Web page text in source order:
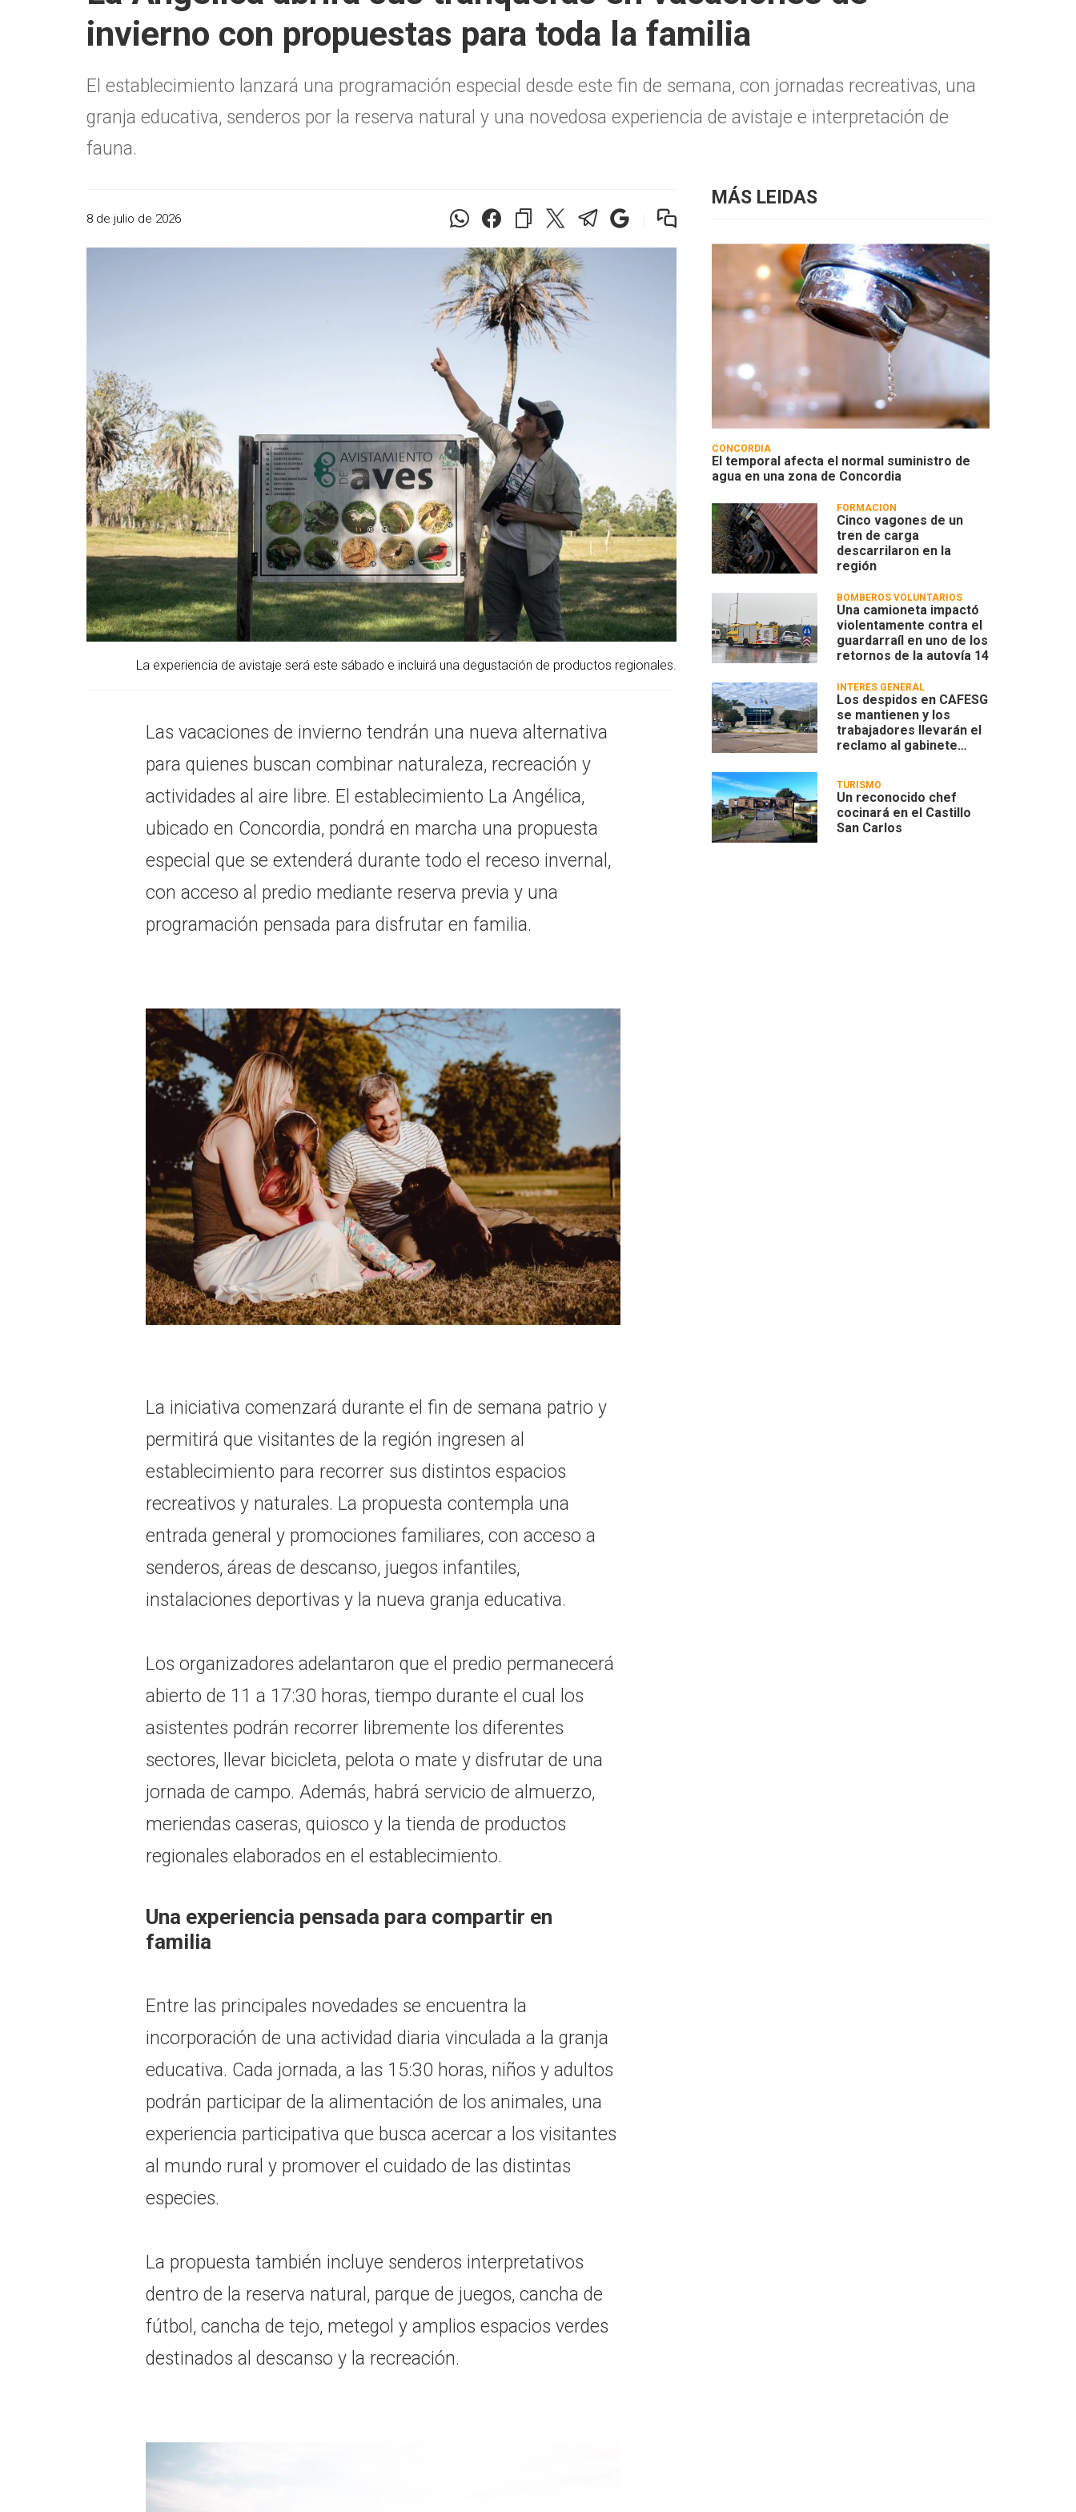
invierno con propuestas para toda la familia
El establecimiento lanzará una programación especial desde este fin de semana, con jornadas recreativas, una
granja educativa, senderos por la reserva natural y una novedosa experiencia de avistaje e interpretación de
fauna.
8 de julio de 2026
La experiencia de avistaje será este sábado e incluirá una degustación de productos regionales.
Las vacaciones de invierno tendrán una nueva alternativa
para quienes buscan combinar naturaleza, recreación y
actividades al aire libre. El establecimiento La Angélica,
ubicado en Concordia, pondrá en marcha una propuesta
especial que se extenderá durante todo el receso invernal,
con acceso al predio mediante reserva previa y una
programación pensada para disfrutar en familia.
La iniciativa comenzará durante el fin de semana patrio y
permitirá que visitantes de la región ingresen al
establecimiento para recorrer sus distintos espacios
recreativos y naturales. La propuesta contempla una
entrada general y promociones familiares, con acceso a
senderos, áreas de descanso, juegos infantiles,
instalaciones deportivas y la nueva granja educativa.
Los organizadores adelantaron que el predio permanecerá
abierto de 11 a 17:30 horas, tiempo durante el cual los
asistentes podrán recorrer libremente los diferentes
sectores, llevar bicicleta, pelota o mate y disfrutar de una
jornada de campo. Además, habrá servicio de almuerzo,
meriendas caseras, quiosco y la tienda de productos
regionales elaborados en el establecimiento.
Una experiencia pensada para compartir en
familia
Entre las principales novedades se encuentra la
incorporación de una actividad diaria vinculada a la granja
educativa. Cada jornada, a las 15:30 horas, niños y adultos
podrán participar de la alimentación de los animales, una
experiencia participativa que busca acercar a los visitantes
al mundo rural y promover el cuidado de las distintas
especies.
La propuesta también incluye senderos interpretativos
dentro de la reserva natural, parque de juegos, cancha de
fútbol, cancha de tejo, metegol y amplios espacios verdes
destinados al descanso y la recreación.
MÁS LEIDAS
CONCORDIA
El temporal afecta el normal suministro de
agua en una zona de Concordia
FORMACIÓN
Cinco vagones de un
tren de carga
descarrilaron en la
región
BOMBEROS VOLUNTARIOS
Una camioneta impactó
violentamente contra el
guardarraíl en uno de los
retornos de la autovía 14
INTERÉS GENERAL
Los despidos en CAFESG
se mantienen y los
trabajadores llevarán el
reclamo al gabinete
TURISMO
Un reconocido chef
cocinará en el Castillo
San Carlos